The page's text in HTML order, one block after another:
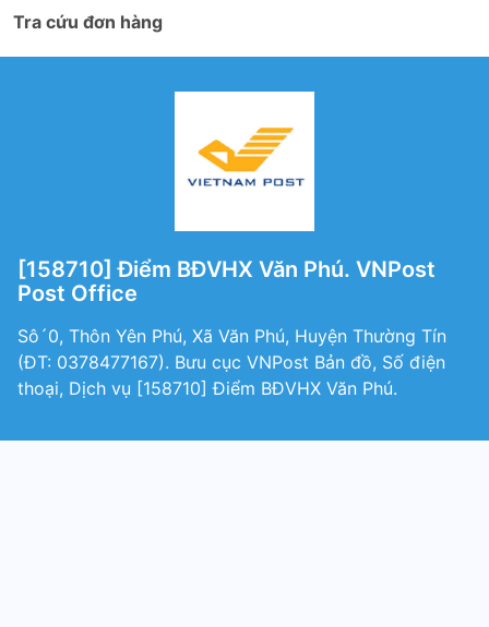
Tra cứu đơn hàng
[158710] Điểm BĐVHX Văn Phú. VNPost
Post Office
Sô´0, Thôn Yên Phú, Xã Văn Phú, Huyện Thường Tín
(ÐT: 0378477167). Bưu cục VNPost Bản đồ, Số điện
thoại, Dịch vụ [158710] Điểm BĐVHX Văn Phú.